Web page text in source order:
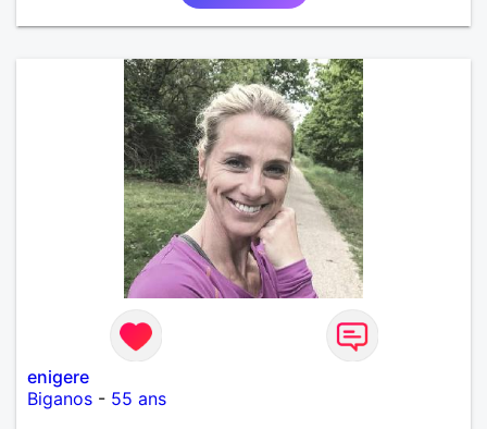
enigere
Biganos - 55 ans